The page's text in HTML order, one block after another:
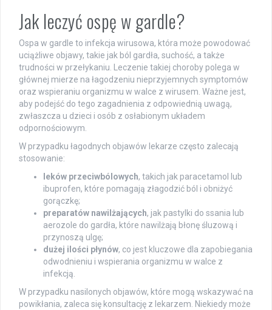
Jak leczyć ospę w gardle?
Ospa w gardle to infekcja wirusowa, która może powodować
uciążliwe objawy, takie jak ból gardła, suchość, a także
trudności w przełykaniu. Leczenie takiej choroby polega w
głównej mierze na łagodzeniu nieprzyjemnych symptomów
oraz wspieraniu organizmu w walce z wirusem. Ważne jest,
aby podejść do tego zagadnienia z odpowiednią uwagą,
zwłaszcza u dzieci i osób z osłabionym układem
odpornościowym.
W przypadku łagodnych objawów lekarze często zalecają
stosowanie:
leków przeciwbólowych, takich jak paracetamol lub
ibuprofen, które pomagają złagodzić ból i obniżyć
gorączkę;
preparatów nawilżających, jak pastylki do ssania lub
aerozole do gardła, które nawilżają błonę śluzową i
przynoszą ulgę;
dużej ilości płynów, co jest kluczowe dla zapobiegania
odwodnieniu i wspierania organizmu w walce z
infekcją.
W przypadku nasilonych objawów, które mogą wskazywać na
powikłania, zaleca się konsultację z lekarzem. Niekiedy może